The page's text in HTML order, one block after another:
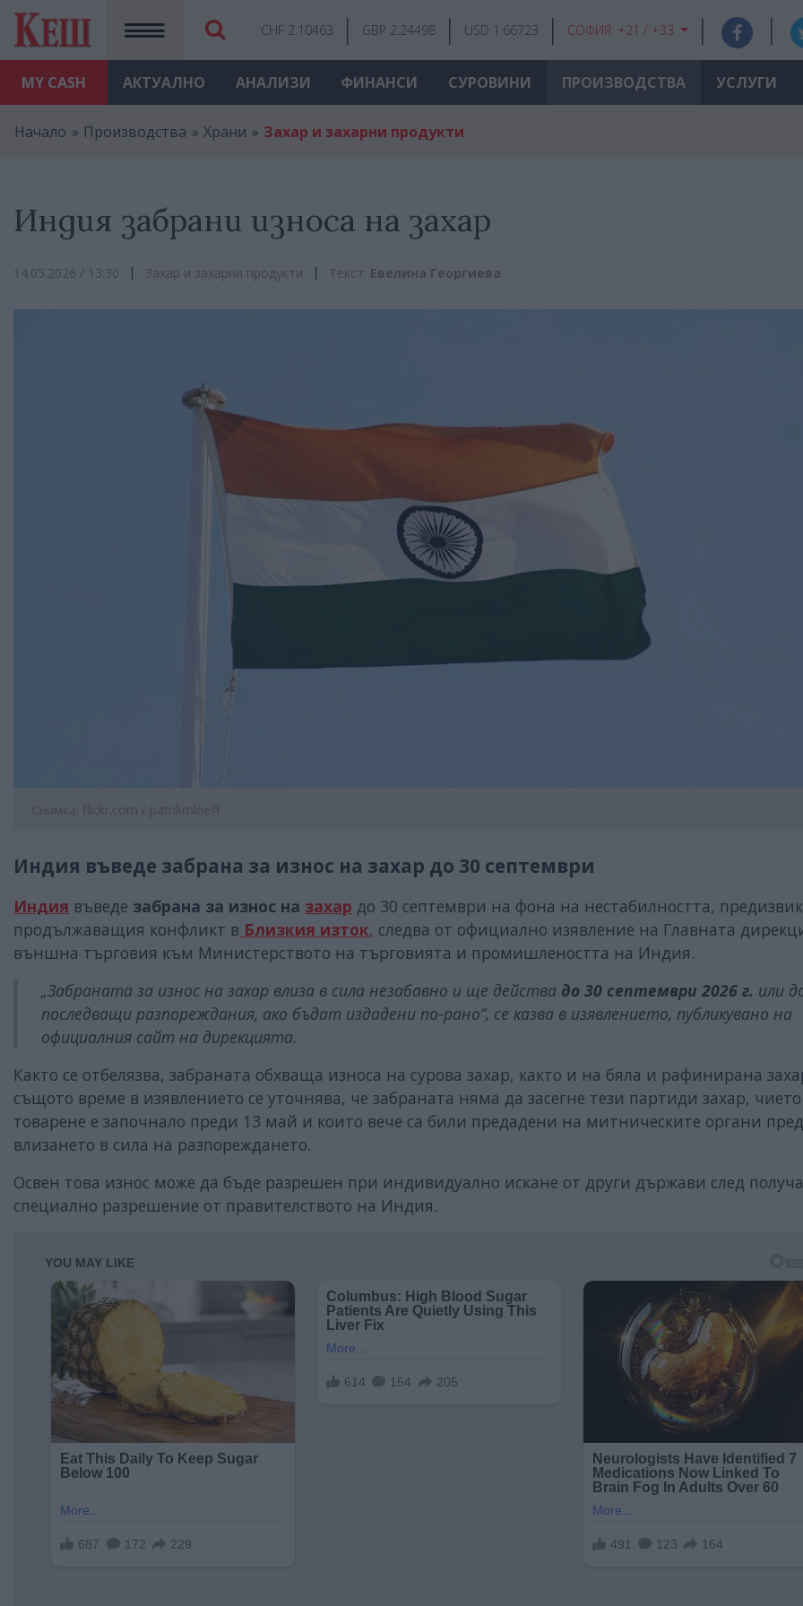
MY CASH
CHF 2.10463 GBP 2.24498 USD 1.66723 СОФИЯ: +21 / +33
АКТУАЛНО АНАЛИЗИ ФИНАНСИ СУРОВИНИ ПРОИЗВОДСТВА УСЛУГИ
Начало Производства Храни Захар и захарни продукти
Индия забрани износа на захар
14.05.2026 / 13:30 Захар и захарни продукти Текст: Евелина Георгиева
Снимка: flickr.com / patrikmloeff
Индия въведе забрана за износ на захар до 30 септември
Индия въведе забрана за износ на захар до 30 септември на фона на нестабилността,
продължаващия конфликт в Близкия изток, следва от официално изявление на Главната
външна търговия към Министерството на търговията и промишлеността на Индия.
„Забраната за износ на захар влиза в сила незабавно и ще действа до 30 септември 2026 г. или
последващи разпореждания, ако бъдат издадени по-рано“, се казва в изявлението, публикувано на
официалния сайт на дирекцията.
Както се отбелязва, забраната обхваща износа на сурова захар, както и на бяла и рафинирана
същото време в изявлението се уточнява, че забраната няма да засегне тези партиди захар, чието
товарене е започнало преди 13 май и които вече са били предадени на митническите органи
влизането в сила на разпореждането.
Освен това износ може да бъде разрешен при индивидуално искане от други държави след
специално разрешение от правителството на Индия.